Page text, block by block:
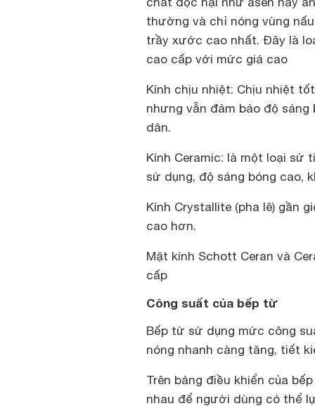
thường và chỉ nóng vùng
trầy xước cao nhất. Đây là
cao cấp với mức giá cao
Kính chịu nhiệt: Chịu nhiệt
nhưng vẫn đảm bảo độ
dân.
Kính Ceramic: là một loại sứ
sử dụng, độ sáng bóng cao,
Kính Crystallite (pha lê) gần
cao hơn.
Mặt kính Schott Ceran và
cấp
Công suất của bếp từ
Bếp từ sử dụng mức công
nóng nhanh càng tăng, tiết
Trên bảng điều khiển của
nhau để người dùng có thể